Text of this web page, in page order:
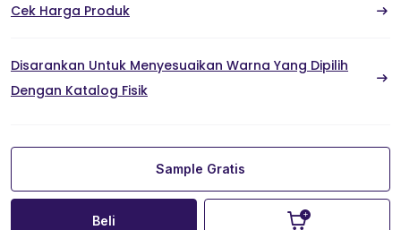
Cek Harga Produk
Disarankan Untuk Menyesuaikan Warna Yang Dipilih
Dengan Katalog Fisik
Sample Gratis
Beli